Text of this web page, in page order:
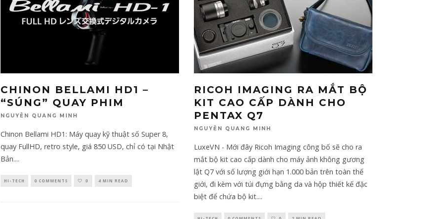
CHINON BELLAMI HD1 –
“SÚNG” QUAY PHIM
NGUYỄN QUANG MINH
Chinon Bellami HD1: Máy quay kỹ thuật số Super 8,
quay FullHD, retro style, giá 850 USD, chỉ có tại Nhật
Bản....
HI-TECH 0 COMMENTS 0 4 MIN READ
RICOH IMAGING RA MẮT BỘ
KIT CAO CẤP DÀNH CHO
PENTAX Q7
NGUYỄN QUANG MINH
LuxeVN - Mới đây Ricoh Imaging công bố sẽ cho ra
mắt bộ kit cao cấp dành cho máy ảnh không gương
lật Q7 với số lượng giới hạn 1.000 bản trên toàn thế
giới, đi kèm với túi đựng bằng da và hộp thiết kế đặc
biệt để chứa bộ kit....